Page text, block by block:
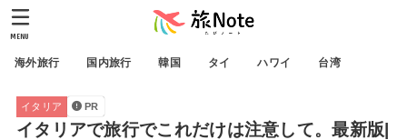
海外旅行 国内旅行 韓国 タイ ハワイ 台湾
MENU
イタリア PR
イタリアで旅行でこれだけは注意して。最新版|